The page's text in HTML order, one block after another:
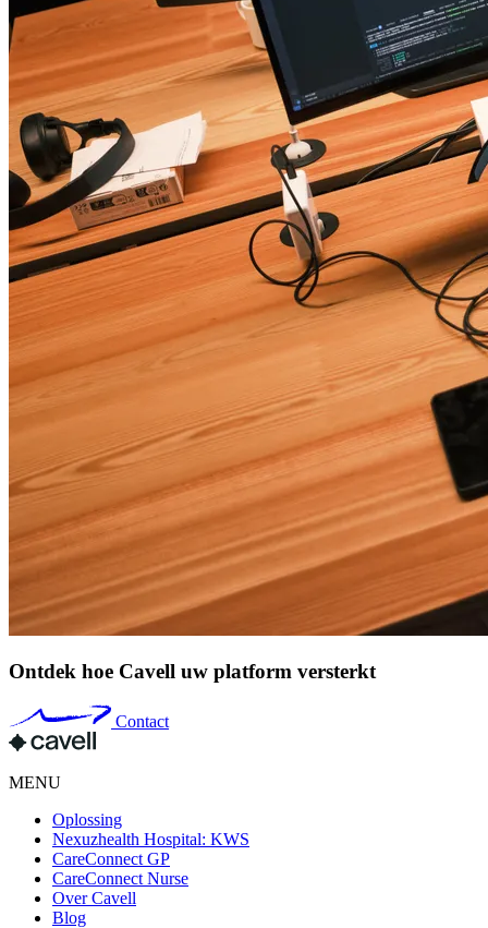
Ontdek hoe Cavell uw platform versterkt
Contact
MENU
Oplossing
Nexuzhealth Hospital: KWS
CareConnect GP
CareConnect Nurse
Over Cavell
Blog